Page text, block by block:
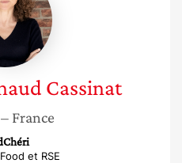
Cassinat
Cassinat
– France
et RSE